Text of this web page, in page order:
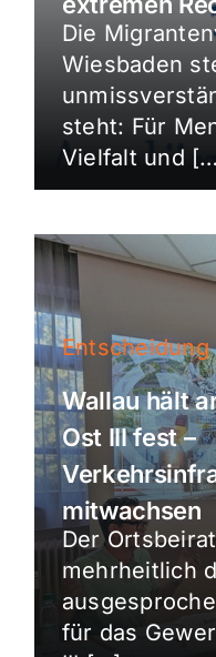
Die
Wiesbaden
steht: Für
Vielfalt und
Entscheidung
Wallau hält
Ost III fest –
mitwachsen
Der
mehrheitlich
für das